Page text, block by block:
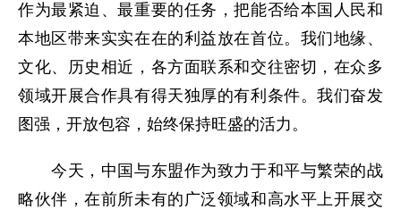
作为最紧迫、最重要的任务，把能否给本国人民和
本地区带来实实在在的利益放在首位。我们地缘、
文化、历史相近，各方面联系和交往密切，在众多
领域开展合作具有得天独厚的有利条件。我们奋发
图强，开放包容，始终保持旺盛的活力。
今天，中国与东盟作为致力于和平与繁荣的战
略伙伴，在前所未有的广泛领域和高水平上开展交